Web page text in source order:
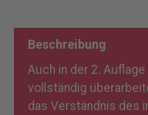
Beschreibung
Auch in der 2.
vollständig
das Verständnis des